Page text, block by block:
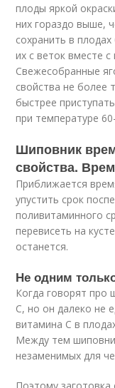
плоды яркой
них гораздо выше,
сохранить в
их с веток вместе
Свежесобранные
свойства не более
быстрее
при температуре
Шиповник
свойства.
Приближается
упустить срок
поливитаминного
перевисеть на
останется.
Не одним
Когда говорят про
С, но он далеко не
витамина С в
Между тем
незаменимых для